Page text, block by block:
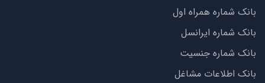
بانک شماره همراه اول
بانک شماره ایرانسل
بانک شماره جنسیت
بانک اطلاعات مشاغل